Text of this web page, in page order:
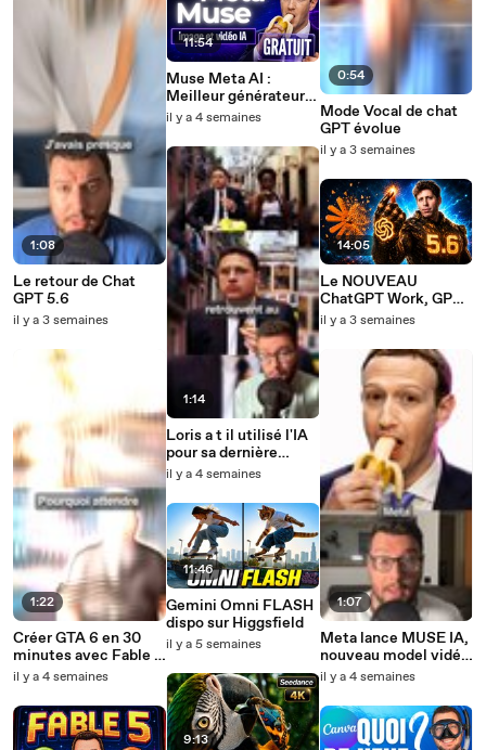
1:08
Le retour de Chat
GPT 5.6
il y a 3 semaines
1:22
Créer GTA 6 en 30
minutes avec Fable 5
?
il y a 4 semaines
11:54
Muse Meta AI :
Meilleur générateur
IA que Nano Banana
il y a 4 semaines
1:14
Loris a t il utilisé l'IA
pour sa dernière
vidéo
il y a 4 semaines
11:46
Gemini Omni FLASH
dispo sur Higgsfield
il y a 5 semaines
9:13
0:54
Mode Vocal de chat
GPT évolue
il y a 3 semaines
14:05
Le NOUVEAU
ChatGPT Work, GPT
5.6, Codex... tout a
GÉNIAL !
il y a 3 semaines
1:07
Meta lance MUSE IA,
nouveau model vidéo
et image IA GRATUIT
il y a 4 semaines